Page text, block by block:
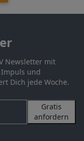
Newsletter mit
und
Dich jede Woche.
Gratis
anfordern